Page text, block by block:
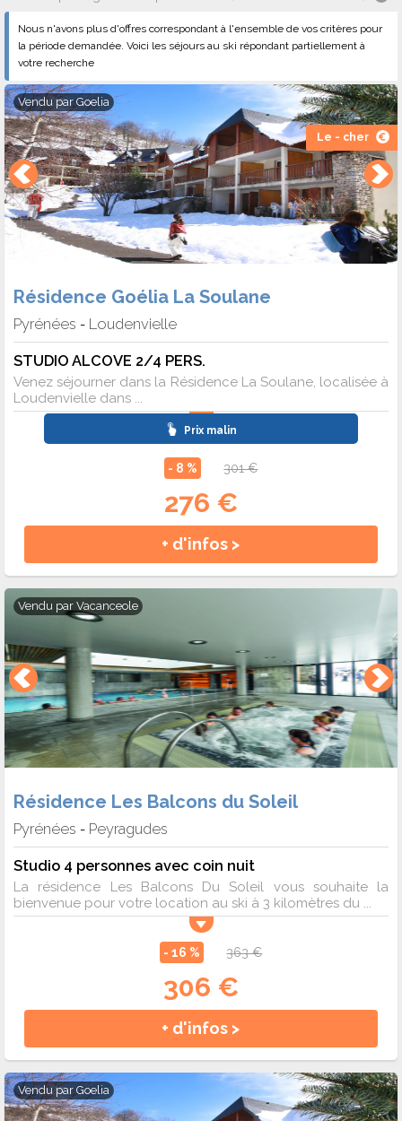
Nous n'avons plus d'offres correspondant à l'ensemble de vos critères pour
la période demandée. Voici les séjours au ski répondant partiellement à
votre recherche
Le - cher
Vendu par Goelia
Résidence Goélia La Soulane
Pyrénées - Loudenvielle
STUDIO ALCOVE 2/4 PERS.
Venez séjourner dans la Résidence La Soulane, localisée à
Loudenvielle dans ...
Prix malin
- 8 % 301 €
276 €
+ d'infos >
Vendu par Vacanceole
Résidence Les Balcons du Soleil
Pyrénées - Peyragudes
Studio 4 personnes avec coin nuit
La résidence Les Balcons Du Soleil vous souhaite la
bienvenue pour votre location au ski à 3 kilomètres du ...
- 16 % 363 €
306 €
+ d'infos >
Vendu parGoelia